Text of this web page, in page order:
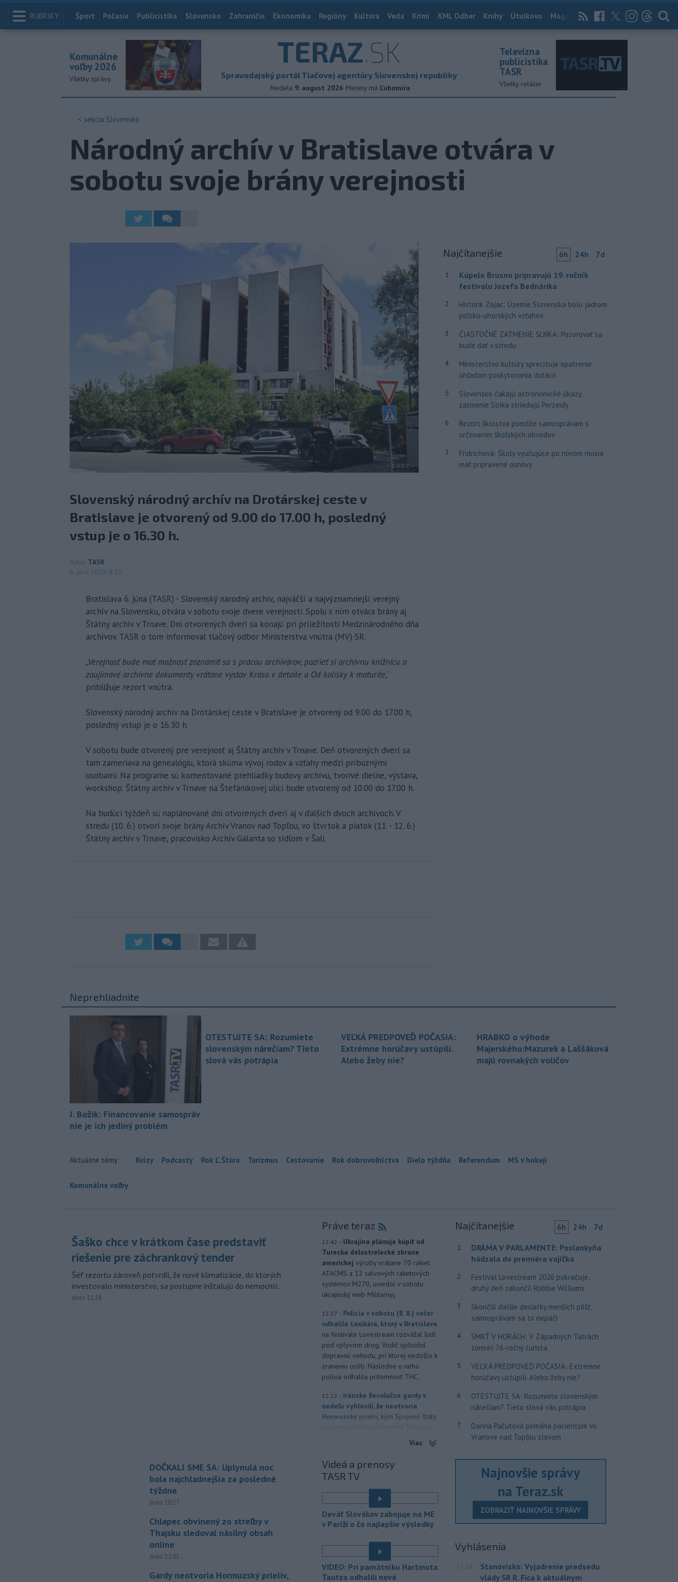
RUBRIKY Index
Šport Počasie Publicistika Slovensko Zahraničie Ekonomika Regióny Kultúra Veda Krimi XML Odber Knihy Útulkovo Magazín News Now Archív
TERAZ.SK
Spravodajský portál Tlačovej agentúry Slovenskej republiky
Nedela 9. august 2026 Meniny má Ľubomíra
Komunálne
voľby 2026
Všetky správy
Televízna
publicistika
TASR
Všetky relácie
< sekcia Slovensko
Národný archív v Bratislave otvára v
sobotu svoje brány verejnosti
.
Slovenský národný archív na Drotárskej ceste v
Bratislave je otvorený od 9.00 do 17.00 h, posledný
vstup je o 16.30 h.
Autor TASR
6. júna 2026 8:20
Bratislava 6. júna (TASR) - Slovenský národný archív, najväčší a najvýznamnejší verejný
archív na Slovensku, otvára v sobotu svoje dvere verejnosti. Spolu s ním otvára brány aj
Štátny archív v Trnave. Dni otvorených dverí sa konajú pri príležitosti Medzinárodného dňa
archívov. TASR o tom informoval tlačový odbor Ministerstva vnútra (MV) SR.
„Verejnosť bude mať možnosť zoznámiť sa s prácou archivárov, pozrieť si archívnu knižnicu a
zaujímavé archívne dokumenty vrátane výstav Krása v detaile a Od kolísky k maturite,“
približuje rezort vnútra.
Slovenský národný archív na Drotárskej ceste v Bratislave je otvorený od 9.00 do 17.00 h,
posledný vstup je o 16.30 h.
V sobotu bude otvorený pre verejnosť aj Štátny archív v Trnave. Deň otvorených dverí sa
tam zameriava na genealógiu, ktorá skúma vývoj rodov a vzťahy medzi príbuznými
osobami. Na programe sú komentované prehliadky budovy archívu, tvorivé dielne, výstava,
workshop. Štátny archív v Trnave na Štefánikovej ulici bude otvorený od 10.00 do 17.00 h.
Na budúci týždeň sú naplánované dni otvorených dverí aj v ďalších dvoch archívoch. V
stredu (10. 6.) otvorí svoje brány Archív Vranov nad Topľou, vo štvrtok a piatok (11. - 12. 6.)
Štátny archív v Trnave, pracovisko Archív Galanta so sídlom v Šali.
.
Najčítanejšie 6h 24h 7d
1
Kúpele Brusno pripravujú 19. ročník
festivalu Jozefa Bednárika
2
Historik Zajac: Územie Slovenska bolo jadrom
poľsko-uhorských vzťahov
3
ČIASTOČNÉ ZATMENIE SLNKA: Pozorovať sa
bude dať v stredu
4
Ministerstvo kultúry sprecizuje opatrenie
ohľadom poskytovania dotácií
5
Slovensko čakajú astronomické úkazy,
zatmenie Slnka striedajú Perzeidy
6
Rezort školstva pomôže samosprávam s
určovaním školských obvodov
7
Fridrichová: Školy vyučujúce po novom musia
mať pripravené osnovy
Neprehliadnite
J. Božik: Financovanie samospráv
nie je ich jediný problém
OTESTUJTE SA: Rozumiete
slovenským nárečiam? Tieto
slová vás potrápia
VEĽKÁ PREDPOVEĎ POČASIA:
Extrémne horúčavy ustúpili.
Alebo žeby nie?
HRABKO o výhode
Majerského:Mazurek a Laššáková
majú rovnakých voličov
Aktuálne témy: Kvízy Podcasty Rok Ľ.Štúra Turizmus Cestovanie Rok dobrovoľníctva Dielo týždňa Referendum MS v hokeji
Komunálne voľby
Šaško chce v krátkom čase predstaviť
riešenie pre záchrankový tender
Šéf rezortu zároveň potvrdil, že nové klimatizácie, do ktorých
investovalo ministerstvo, sa postupne inštalujú do nemocníc.
dnes 11:58
DOČKALI SME SA: Uplynulá noc
bola najchladnejšia za posledné
týždne
dnes 10:27
Chlapec obvinený zo streľby v
Thajsku sledoval násilný obsah
online
dnes 12:01
Gardy neotvoria Hormuzský prieliv,
Práve teraz
12:42 - Ukrajina plánuje kúpiť od
Turecka delostrelecké zbrane
americkej výroby vrátane 70 rakiet
ATACMS a 12 salvových raketových
systémov M270, uviedol v sobotu
ukrajinský web Militarnyj.
12:27 - Polícia v sobotu (8. 8.) večer
odhalila taxikára, ktorý v Bratislave
na festivale Lovestream rozvážal ľudí
pod vplyvom drog. Vodič spôsobil
dopravnú nehodu, pri ktorej nedošlo k
zraneniu osôb. Následne u neho
polícia odhalila prítomnosť THC.
12:22 - Iránske Revolučné gardy v
nedeľu vyhlásili, že neotvoria
Hormuzský prieliv, kým Spojené štáty
škody. TASR o tom informuje podľa
správy agentúry AFP.
11:56 - Minister zdravotníctva
Kamil Šaško (Hlas-SD) už má podľa
pripravený návrh riešenia
k tendru na prevádzkovanie
ambulancií záchrannej zdravotnej
služby (ZZS). Na odbornej úrovni ho
chce predstaviť v krátkom čase.
- Dvaja 17-roční mladíci čelia
obvineniu z obzvlášť závažného
Viac
Videá a prenosy
TASR TV
Deväť Slovákov zabojuje na ME
v Paríži o čo najlepšie výsledky
VIDEO: Pri pamätníku Hartmuta
Tautza odhalili nové
Najčítanejšie 6h 24h 7d
1
DRÁMA V PARLAMENTE: Poslankyňa
hádzala do premiéra vajíčka
2
Festival Lovestream 2026 pokračuje,
druhý deň zakončil Robbie Williams
3
Skončili ďalšie desiatky menších pôšt,
samosprávam sa to nepáči
4
SMRŤ V HORÁCH: V Západných Tatrách
zomrel 76-ročný turista
5
VEĽKÁ PREDPOVEĎ POČASIA: Extrémne
horúčavy ustúpili. Alebo žeby nie?
6
OTESTUJTE SA: Rozumiete slovenským
nárečiam? Tieto slová vás potrápia
7
Darina Pačutová pomáha pacientom vo
Vranove nad Topľou slovom
Najnovšie správy
na Teraz.sk
ZOBRAZIŤ NAJNOVŠIE SPRÁVY
Vyhlásenia
21:21
Stanovisko: Vyjadrenie predsedu
vlády SR R. Fica k aktuálnym